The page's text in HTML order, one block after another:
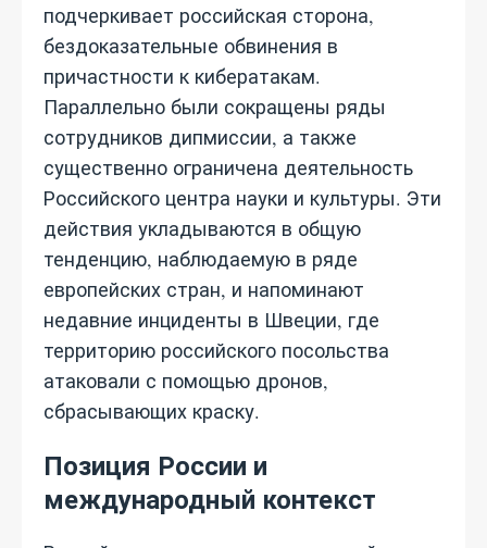
подчеркивает российская сторона,
бездоказательные обвинения в
причастности к кибератакам.
Параллельно были сокращены ряды
сотрудников дипмиссии, а также
существенно ограничена деятельность
Российского центра науки и культуры. Эти
действия укладываются в общую
тенденцию, наблюдаемую в ряде
европейских стран, и напоминают
недавние инциденты в Швеции, где
территорию российского посольства
атаковали с помощью дронов,
сбрасывающих краску.
Позиция России и
международный контекст